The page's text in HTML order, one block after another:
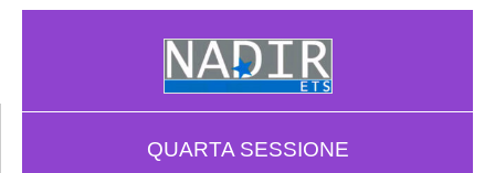
QUARTA SESSIONE